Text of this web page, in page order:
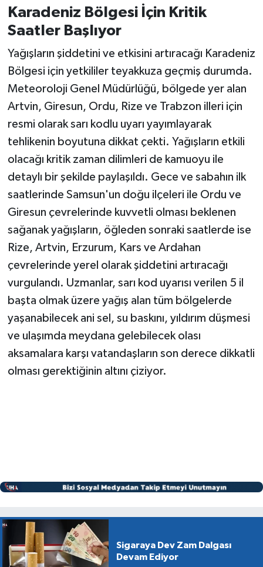
Karadeniz Bölgesi İçin Kritik
Saatler Başlıyor
Yağışların şiddetini ve etkisini artıracağı Karadeniz
Bölgesi için yetkililer teyakkuza geçmiş durumda.
Meteoroloji Genel Müdürlüğü, bölgede yer alan
Artvin, Giresun, Ordu, Rize ve Trabzon illeri için
resmi olarak sarı kodlu uyarı yayımlayarak
tehlikenin boyutuna dikkat çekti. Yağışların etkili
olacağı kritik zaman dilimleri de kamuoyu ile
detaylı bir şekilde paylaşıldı. Gece ve sabahın ilk
saatlerinde Samsun'un doğu ilçeleri ile Ordu ve
Giresun çevrelerinde kuvvetli olması beklenen
sağanak yağışların, öğleden sonraki saatlerde ise
Rize, Artvin, Erzurum, Kars ve Ardahan
çevrelerinde yerel olarak şiddetini artıracağı
vurgulandı. Uzmanlar, sarı kod uyarısı verilen 5 il
başta olmak üzere yağış alan tüm bölgelerde
yaşanabilecek ani sel, su baskını, yıldırım düşmesi
ve ulaşımda meydana gelebilecek olası
aksamalara karşı vatandaşların son derece dikkatli
olması gerektiğinin altını çiziyor.
Sigaraya Dev Zam Dalgası
Devam Ediyor